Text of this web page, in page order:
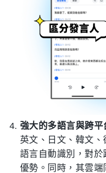
強大的多語言與跨平
英文、日文、韓文
語言自動識別，對
優勢。同時，其雲